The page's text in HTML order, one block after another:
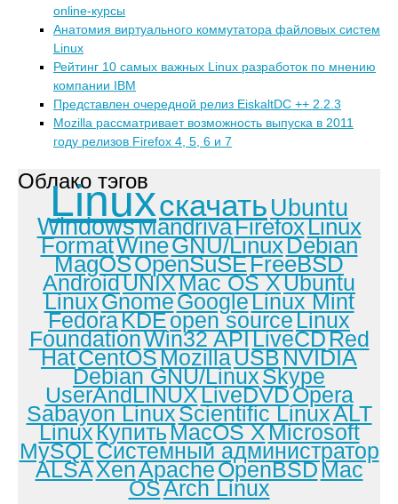
online-курсы
Анатомия виртуального коммутатора файловых систем
Linux
Рейтинг 10 самых важных Linux разработок по мнению
компании IBM
Представлен очередной релиз EiskaltDC ++ 2.2.3
Mozilla рассматривает возможность выпуска в 2011
году релизов Firefox 4, 5, 6 и 7
Облако тэгов
Linuxскачать Ubuntu
WindowsMandrivaFirefoxLinux
FormatWineGNU/LinuxDebian
MagOSOpenSuSEFreeBSD
AndroidUNIXMac OS XUbuntu
LinuxGnomeGoogleLinux Mint
FedoraKDEopen sourceLinux
FoundationWin32 APILiveCDRed
HatCentOSMozillaUSBNVIDIA
Debian GNU/LinuxSkype
UserAndLINUXLiveDVDOpera
Sabayon LinuxScientific LinuxALT
LinuxКупитьMacOS XMicrosoft
MySQLСистемный администратор
ALSAXenApacheOpenBSDMac
OSArch Linux